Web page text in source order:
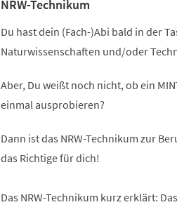
NRW-Technikum
Du hast dein (Fach-)Abi bald in der
Naturwissenschaften und/oder
Aber, Du weißt noch nicht, ob ein
einmal ausprobieren?
Dann ist das NRW-Technikum zur
das Richtige für dich!
Das NRW-Technikum kurz erklärt: